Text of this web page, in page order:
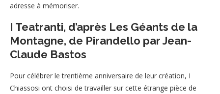
adresse à mémoriser.
I Teatranti, d’après Les Géants de la
Montagne, de Pirandello par Jean-
Claude Bastos
Pour célébrer le trentième anniversaire de leur création, I
Chiassosi ont choisi de travailler sur cette étrange pièce de